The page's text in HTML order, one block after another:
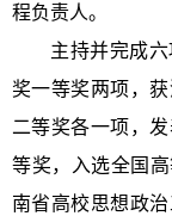
程负责人。
主持并完成
奖一等奖两项，
二等奖各一项，
等奖，入选全国
南省高校思想政